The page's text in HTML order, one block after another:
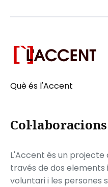
Què és l'Accent
Col·laboracions
L'Accent és un
través de dos
voluntari i les persones